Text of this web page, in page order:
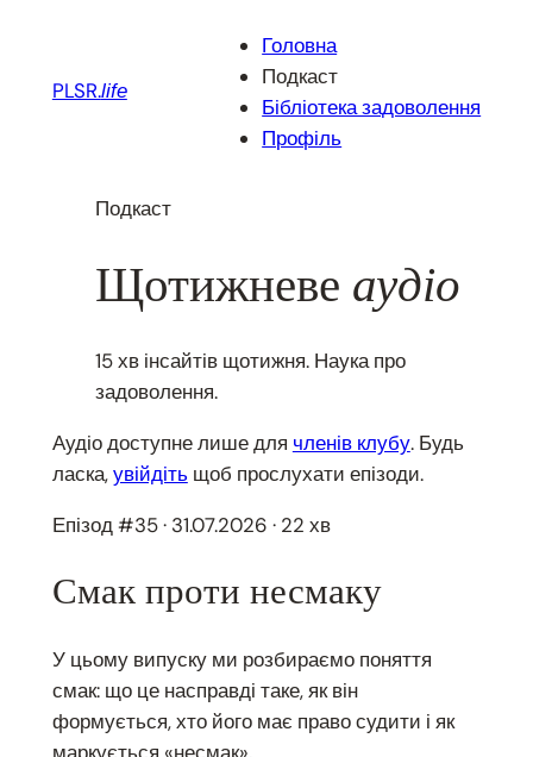
вмістуPLSR.life
Головна
Подкаст
Бібліотека задоволення
Профіль
Подкаст
Щотижневе аудіо
15 хв інсайтів щотижня. Наука про
задоволення.
Аудіо доступне лише для членів клубу. Будь
ласка,увійдітьщоб прослухати епізоди.
Епізод #35 · 31.07.2026 · 22 хв
Смак проти несмаку
У цьому випуску ми розбираємо поняття
смак: що це насправді таке, як він
формується, хто його має право судити і як